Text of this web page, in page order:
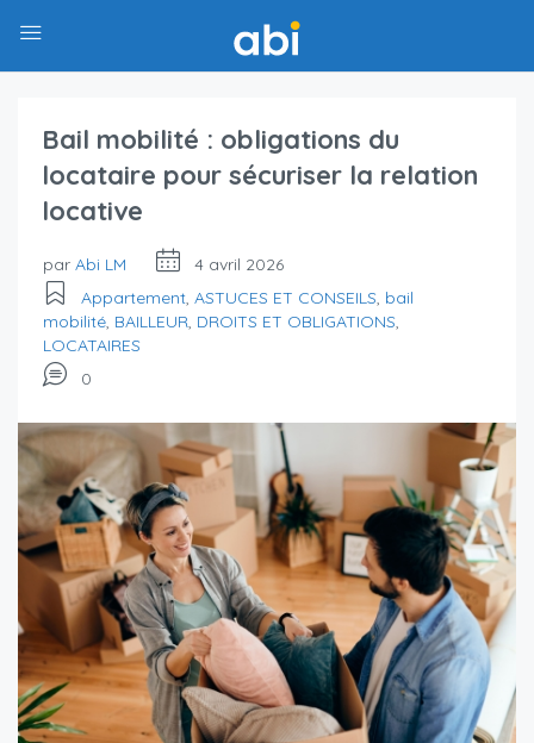
Bail mobilité : obligations du
locataire pour sécuriser la relation
locative
par Abi LM
4 avril 2026
Appartement, ASTUCES ET CONSEILS, bail
mobilité, BAILLEUR, DROITS ET OBLIGATIONS,
LOCATAIRES
0